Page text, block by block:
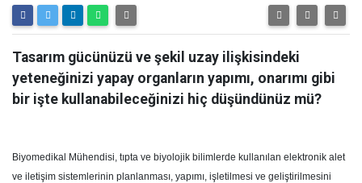
Tasarım gücünüzü ve şekil uzay ilişkisindeki
yeteneğinizi yapay organların yapımı, onarımı gibi
bir işte kullanabileceğinizi hiç düşündünüz mü?
Biyomedikal Mühendisi, tıpta ve biyolojik bilimlerde kullanılan elektronik alet
ve iletişim sistemlerinin planlanması, yapımı, işletilmesi ve geliştirilmesini